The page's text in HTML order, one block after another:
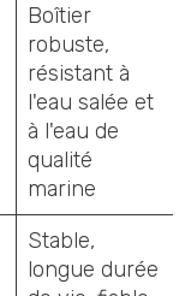
Boîtier
robuste,
résistant à
l'eau salée et
à l'eau de
qualité
marine
Stable,
longue durée